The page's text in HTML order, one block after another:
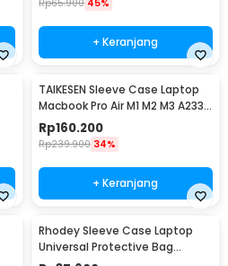
Rp65.900 45%
+ Keranjang
TAIKESEN Sleeve Case Laptop
Macbook Pro Air M1 M2 M3 A2337
A2338 13 Inch - PW42
Rp160.200
Rp239.900 34%
+ Keranjang
Rhodey Sleeve Case Laptop
Universal Protective Bag
Neoprene with Pouch 14 Inch -